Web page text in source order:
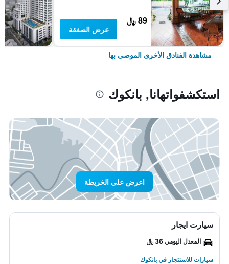
89 ﷼
عرض الصفقة
مشاهدة الفنادق الأخرى الموصى بها
استكشفواتهانا, بانكوك
اعرض على الخريطة
سيارت ايجار
المعدل اليومي 36 ﷼
سيارات للاستئجار في بانكوك